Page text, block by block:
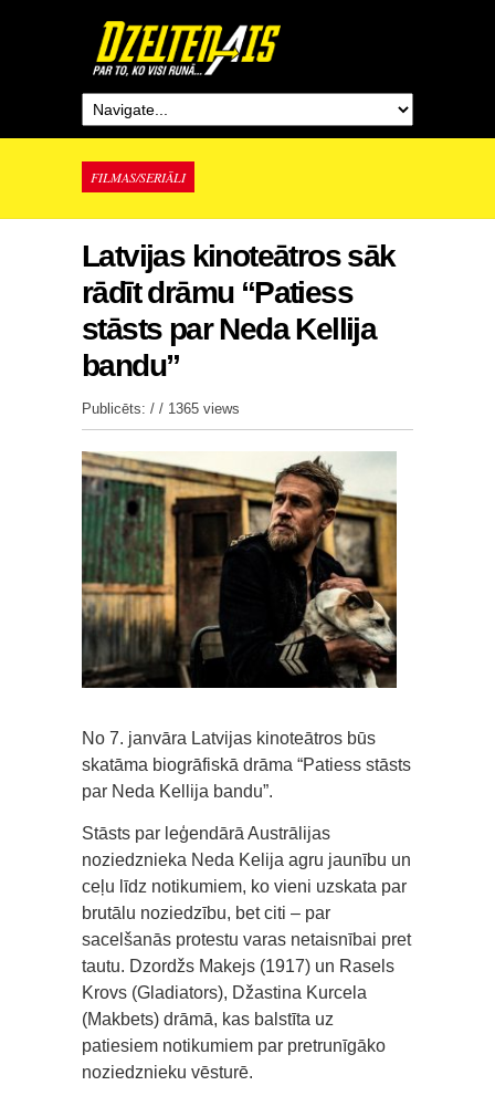
FILMAS/SERIĀLI
Latvijas kinoteātros sāk
rādīt drāmu “Patiess
stāsts par Neda Kellija
bandu”
Publicēts: / / 1365 views
No 7. janvāra Latvijas kinoteātros būs
skatāma biogrāfiskā drāma “Patiess stāsts
par Neda Kellija bandu”.
Stāsts par leģendārā Austrālijas
noziedznieka Neda Kelija agru jaunību un
ceļu līdz notikumiem, ko vieni uzskata par
brutālu noziedzību, bet citi – par
sacelšanās protestu varas netaisnībai pret
tautu. Dzordžs Makejs (1917) un Rasels
Krovs (Gladiators), Džastina Kurcela
(Makbets) drāmā, kas balstīta uz
patiesiem notikumiem par pretrunīgāko
noziedznieku vēsturē.